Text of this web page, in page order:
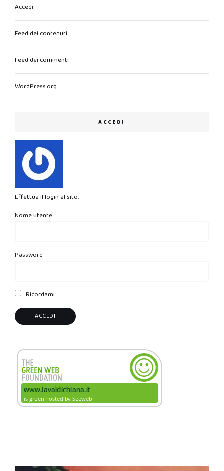
Accedi
Feed dei contenuti
Feed dei commenti
WordPress.org
ACCEDI
Effettua il login al sito.
Nome utente
Password
Ricordami